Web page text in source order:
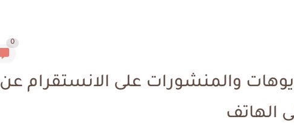
0
والمنشورات على الانستقرام عن
الهاتف